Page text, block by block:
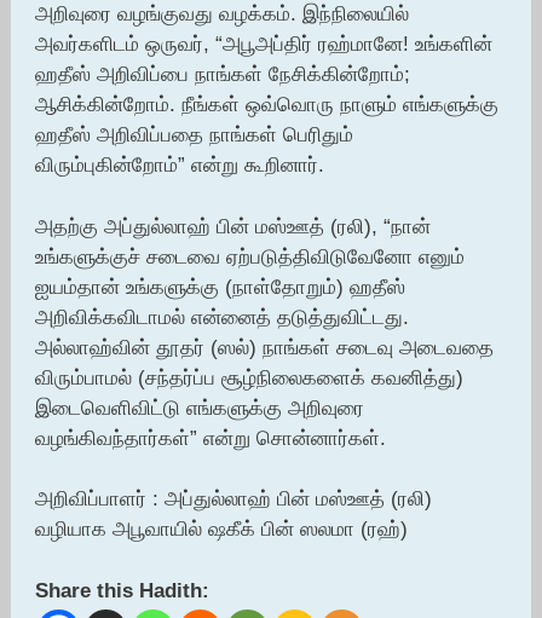
அறிவுரை வழங்குவது வழக்கம். இந்நிலையில்
அவர்களிடம் ஒருவர், “அபூஅப்திர் ரஹ்மானே! உங்களின்
ஹதீஸ் அறிவிப்பை நாங்கள் நேசிக்கின்றோம்;
ஆசிக்கின்றோம். நீங்கள் ஒவ்வொரு நாளும் எங்களுக்கு
ஹதீஸ் அறிவிப்பதை நாங்கள் பெரிதும்
விரும்புகின்றோம்” என்று கூறினார்.
அதற்கு அப்துல்லாஹ் பின் மஸ்ஊத் (ரலி), “நான்
உங்களுக்குச் சடைவை ஏற்படுத்திவிடுவேனோ எனும்
ஐயம்தான் உங்களுக்கு (நாள்தோறும்) ஹதீஸ்
அறிவிக்கவிடாமல் என்னைத் தடுத்துவிட்டது.
அல்லாஹ்வின் தூதர் (ஸல்) நாங்கள் சடைவு அடைவதை
விரும்பாமல் (சந்தர்ப்ப சூழ்நிலைகளைக் கவனித்து)
இடைவெளிவிட்டு எங்களுக்கு அறிவுரை
வழங்கிவந்தார்கள்” என்று சொன்னார்கள்.
அறிவிப்பாளர் : அப்துல்லாஹ் பின் மஸ்ஊத் (ரலி)
வழியாக அபூவாயில் ஷகீக் பின் ஸலமா (ரஹ்)
Share this Hadith: